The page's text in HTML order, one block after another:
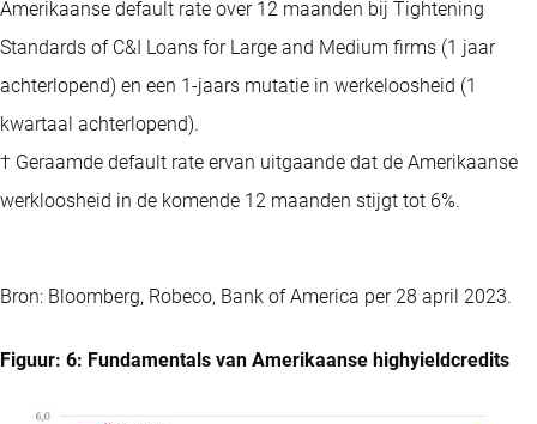
Amerikaanse default rate over 12 maanden bij Tightening
Standards of C&I Loans for Large and Medium firms (1 jaar
achterlopend) en een 1-jaars mutatie in werkeloosheid (1
kwartaal achterlopend).
† Geraamde default rate ervan uitgaande dat de Amerikaanse
werkloosheid in de komende 12 maanden stijgt tot 6%.
Bron: Bloomberg, Robeco, Bank of America per 28 april 2023.
Figuur: 6: Fundamentals van Amerikaanse highyieldcredits